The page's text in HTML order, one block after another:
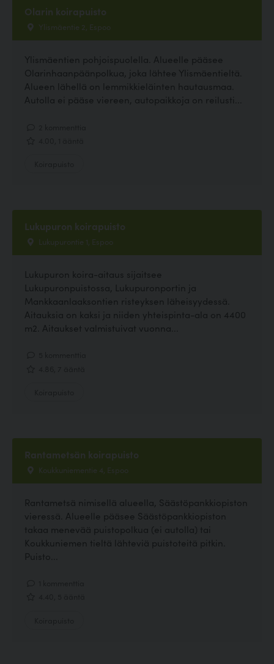
Olarin koirapuisto
Ylismäentie 2, Espoo
Ylismäentien pohjoispuolella. Alueelle pääsee
Olarinhaanpäänpolkua, joka lähtee Ylismäentieltä.
Alueen lähellä on lemmikkieläinten hautausmaa.
Autolla ei pääse viereen, autopaikkoja on reilusti...
Lukupuron koirapuisto
Lukupurontie 1, Espoo
Lukupuron koira-aitaus sijaitsee
Lukupuronpuistossa, Lukupuronportin ja
Mankkaanlaaksontien risteyksen läheisyydessä.
Aitauksia on kaksi ja niiden yhteispinta-ala on 4400
m2. Aitaukset valmistuivat vuonna...
Rantametsän koirapuisto
Koukkuniementie 4, Espoo
Rantametsä nimisellä alueella, Säästöpankkiopiston
vieressä. Alueelle pääsee Säästöpankkiopiston
takaa menevää puistopolkua (ei autolla) tai
Koukkuniemen tieltä lähteviä puistoteitä pitkin.
Puisto...